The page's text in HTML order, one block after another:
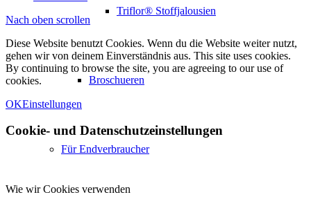
Triflor® Stoffjalousien
Broschueren
Für Endverbraucher
Nach oben scrollen
Diese Website benutzt Cookies. Wenn du die Website weiter nutzt,
gehen wir von deinem Einverständnis aus. This site uses cookies.
By continuing to browse the site, you are agreeing to our use of
cookies.
OKEinstellungen
Cookie- und Datenschutzeinstellungen
Wie wir Cookies verwenden